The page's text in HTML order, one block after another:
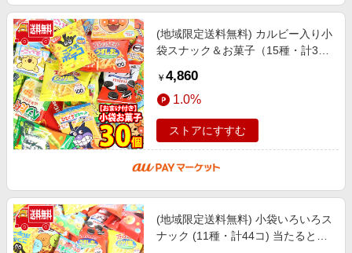
(地域限定送料無料) カルビー入り小
袋スナック＆お菓子（15種・計30
しのマーチ（omtma7595k）
￥ 4,860
1.0%
ストアにすすむ
(地域限定送料無料) 小袋いろいろス
ナック (11種・計44コ) 当たると良